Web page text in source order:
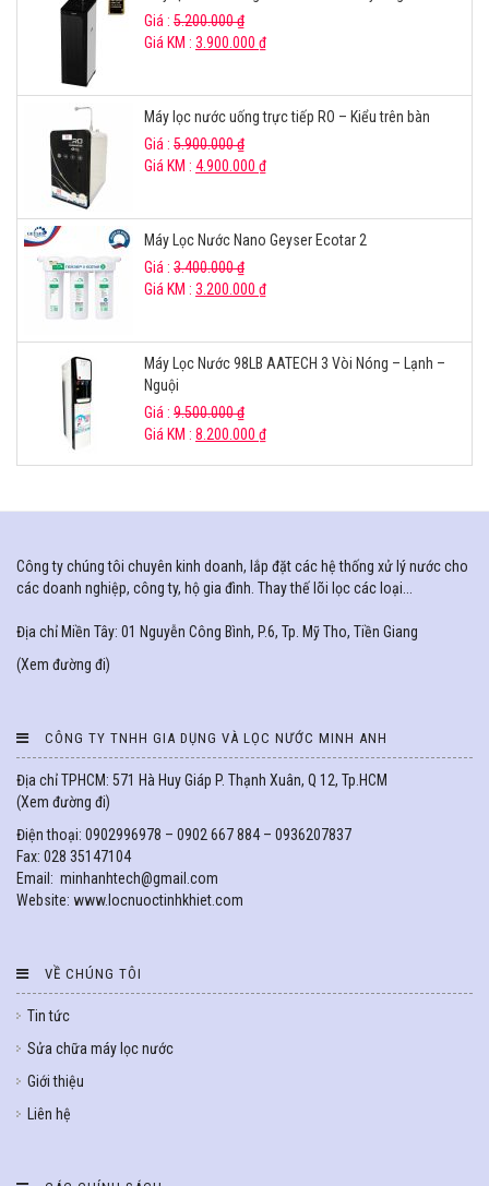
Giá : 5.200.000₫
Giá KM : 3.900.000 ₫
Máy lọc nước uống trực tiếp RO – Kiểu trên bàn
Giá : 5.900.000₫
Giá KM : 4.900.000 ₫
Máy Lọc Nước Nano Geyser Ecotar 2
Giá : 3.400.000₫
Giá KM : 3.200.000 ₫
Máy Lọc Nước 98LB AATECH 3 Vòi Nóng – Lạnh –
Nguội
Giá : 9.500.000₫
Giá KM : 8.200.000 ₫
Công ty chúng tôi chuyên kinh doanh, lắp đặt các hệ thống xử lý nước cho
các doanh nghiệp, công ty, hộ gia đình. Thay thế lõi lọc các loại...
Địa chỉ Miền Tây: 01 Nguyễn Công Bình, P.6, Tp. Mỹ Tho, Tiền Giang
(Xem đường đi)
CÔNG TY TNHH GIA DỤNG VÀ LỌC NƯỚC MINH ANH
Địa chỉ TPHCM: 571 Hà Huy Giáp P. Thạnh Xuân, Q 12, Tp.HCM
(Xem đường đi)
Điện thoại: 0902996978 – 0902 667 884 – 0936207837
Fax: 028 35147104
Email: minhanhtech@gmail.com
Website: www.locnuoctinhkhiet.com
VỀ CHÚNG TÔI
Tin tức
Sửa chữa máy lọc nước
Giới thiệu
Liên hệ